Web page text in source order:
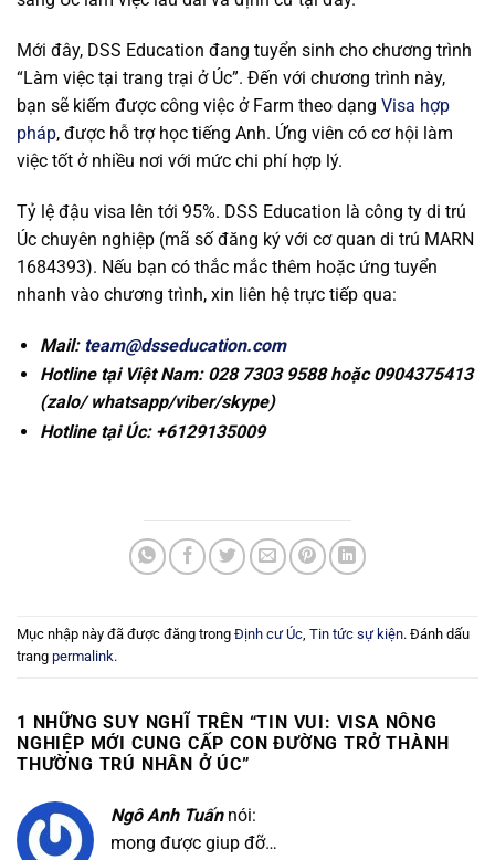
Mới đây, DSS Education đang tuyển sinh cho chương trình
“Làm việc tại trang trại ở Úc”. Đến với chương trình này,
bạn sẽ kiếm được công việc ở Farm theo dạng Visa hợp
pháp, được hỗ trợ học tiếng Anh. Ứng viên có cơ hội làm
việc tốt ở nhiều nơi với mức chi phí hợp lý.
Tỷ lệ đậu visa lên tới 95%. DSS Education là công ty di trú
Úc chuyên nghiệp (mã số đăng ký với cơ quan di trú MARN
1684393). Nếu bạn có thắc mắc thêm hoặc ứng tuyển
nhanh vào chương trình, xin liên hệ trực tiếp qua:
Mail: team@dsseducation.com
Hotline tại Việt Nam: 028 7303 9588 hoặc 0904375413
(zalo/ whatsapp/viber/skype)
Hotline tại Úc: +6129135009
Mục nhập này đã được đăng trong Định cư Úc, Tin tức sự kiện. Đánh dấu
trang permalink.
1 NHỮNG SUY NGHĨ TRÊN “TIN VUI: VISA NÔNG
NGHIỆP MỚI CUNG CẤP CON ĐƯỜNG TRỞ THÀNH
THƯỜNG TRÚ NHÂN Ở ÚC”
Ngô Anh Tuấn nói:
mong được giup đỡ…